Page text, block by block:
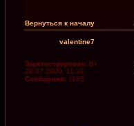
Вернуться к началу
valentine7
Зарегистрирован: Вт
28.07.2009, 11:31
Сообщения: 1185